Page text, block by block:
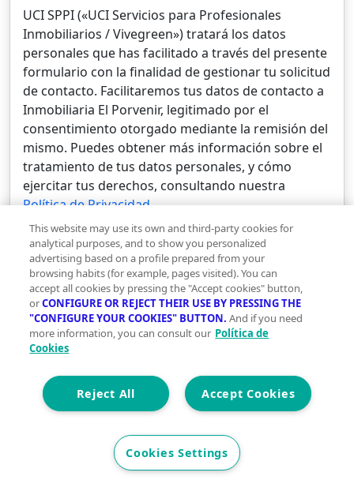
UCI SPPI («UCI Servicios para Profesionales
Inmobiliarios / Vivegreen») tratará los datos
personales que has facilitado a través del presente
formulario con la finalidad de gestionar tu solicitud
de contacto. Facilitaremos tus datos de contacto a
Inmobiliaria El Porvenir, legitimado por el
consentimiento otorgado mediante la remisión del
mismo. Puedes obtener más información sobre el
tratamiento de tus datos personales, y cómo
ejercitar tus derechos, consultando nuestra
Política de Privacidad.
He leído y acepto laPolítica de Privacidad para
Usuarios
He leído y acepto lasCondiciones de Uso para
Usuarios
Adicionalmente, autorizo a UCI SPPI para que
comunique mis datos personales a Unión de
Créditos Inmobiliarios SA EFC (UCI) para que me
facilite información sobre productos y servicios de
financiación, y conocer mi valoración sobre los
This website may use its own and third-party cookies for
analytical purposes, and to show you personalized
advertising based on a profile prepared from your
browsing habits (for example, pages visited). You can
accept all cookies by pressing the "Accept cookies" button,
orCONFIGURE OR REJECT THEIR USE BY PRESSING THE
"CONFIGURE YOUR COOKIES" BUTTON. And if you need
more information, you can consult our Política de
Cookies
Accept Cookies
Reject All
Cookies Settings